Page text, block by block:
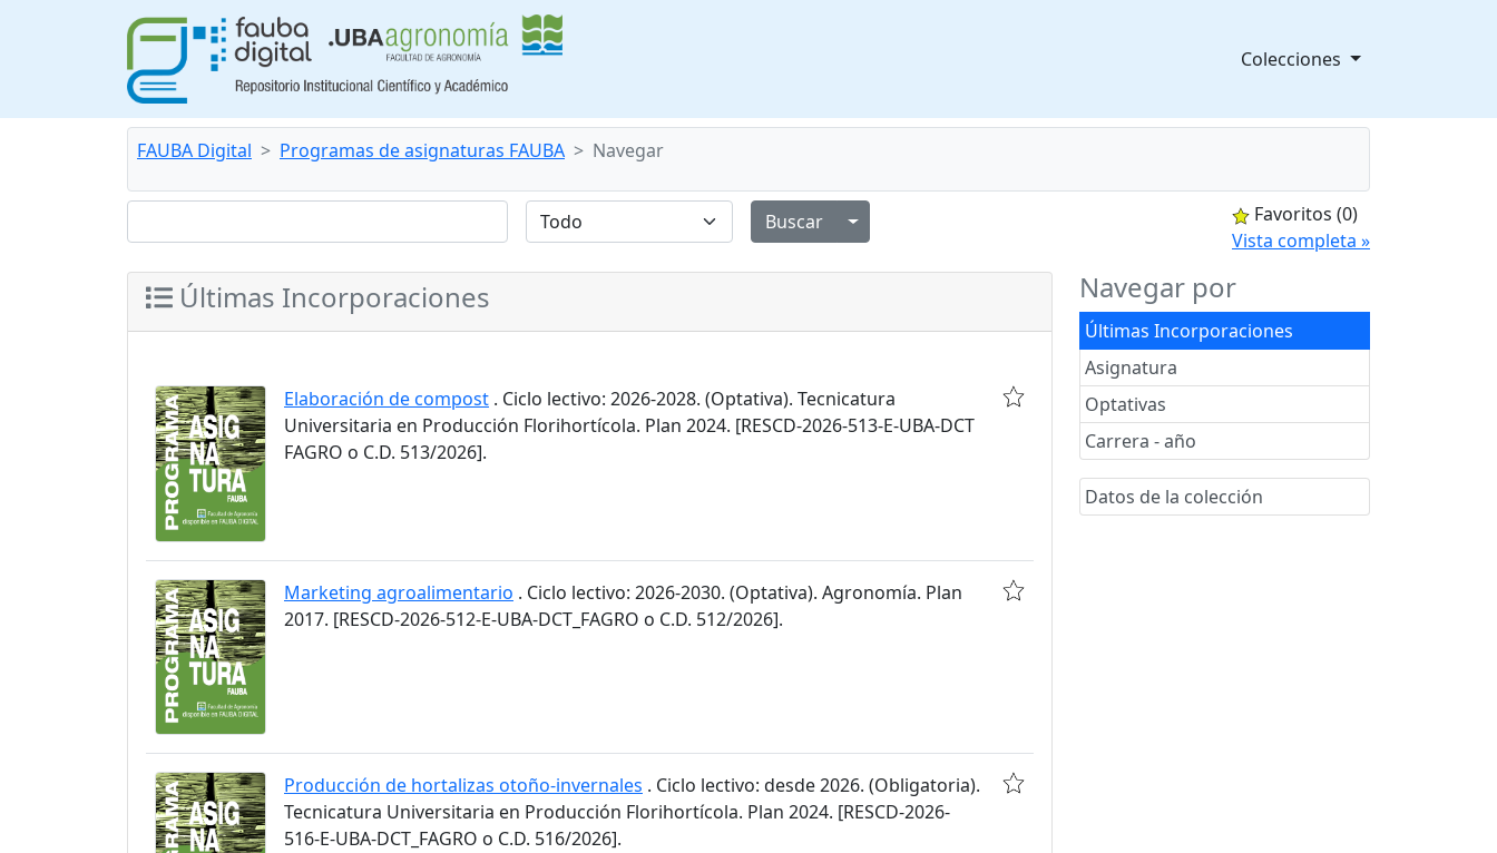
Colecciones
FAUBA Digital Programas de asignaturas FAUBA Navegar
Alternar menú desplegable
Favoritos (0)
Vista completa »
Navegar por
Últimas Incorporaciones
Asignatura
Optativas
Carrera - año
Datos de la colección
Últimas Incorporaciones
Elaboración de compost . Ciclo lectivo: 2026-2028. (Optativa). Tecnicatura
Universitaria en Producción Florihortícola. Plan 2024. [RESCD-2026-513-E-UBA-DCT
FAGRO o C.D. 513/2026].
Marketing agroalimentario . Ciclo lectivo: 2026-2030. (Optativa). Agronomía. Plan
2017. [RESCD-2026-512-E-UBA-DCT_FAGRO o C.D. 512/2026].
Producción de hortalizas otoño-invernales . Ciclo lectivo: desde 2026. (Obligatoria).
Tecnicatura Universitaria en Producción Florihortícola. Plan 2024. [RESCD-2026-
516-E-UBA-DCT_FAGRO o C.D. 516/2026].